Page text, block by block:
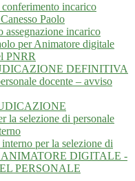
incarico
Paolo
assegnazione incarico
per Animatore digitale
PNRR
DEFINITIVA
docente – avviso
selezione di personale
per la selezione di
ANIMATORE DIGITALE -
PERSONALE